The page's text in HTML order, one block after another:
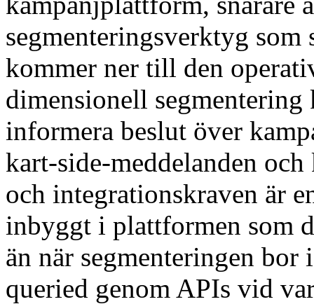
segmenteringsverktyg som
kommer ner till den
dimensionell segmentering
informera beslut över
kart-side-meddelanden
och integrationskraven är
inbyggt i plattformen som
än när segmenteringen
queried genom APIs vid